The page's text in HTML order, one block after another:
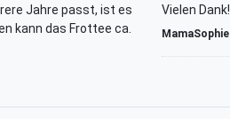
Jahre passt, ist es
kann das Frottee ca.
Vielen Dank!
MamaSophie